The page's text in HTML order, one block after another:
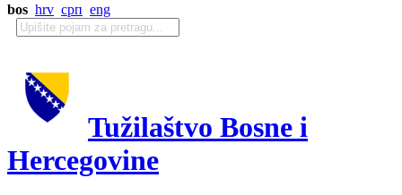
bos hrv срп eng
Tužilaštvo Bosne i
Hercegovine